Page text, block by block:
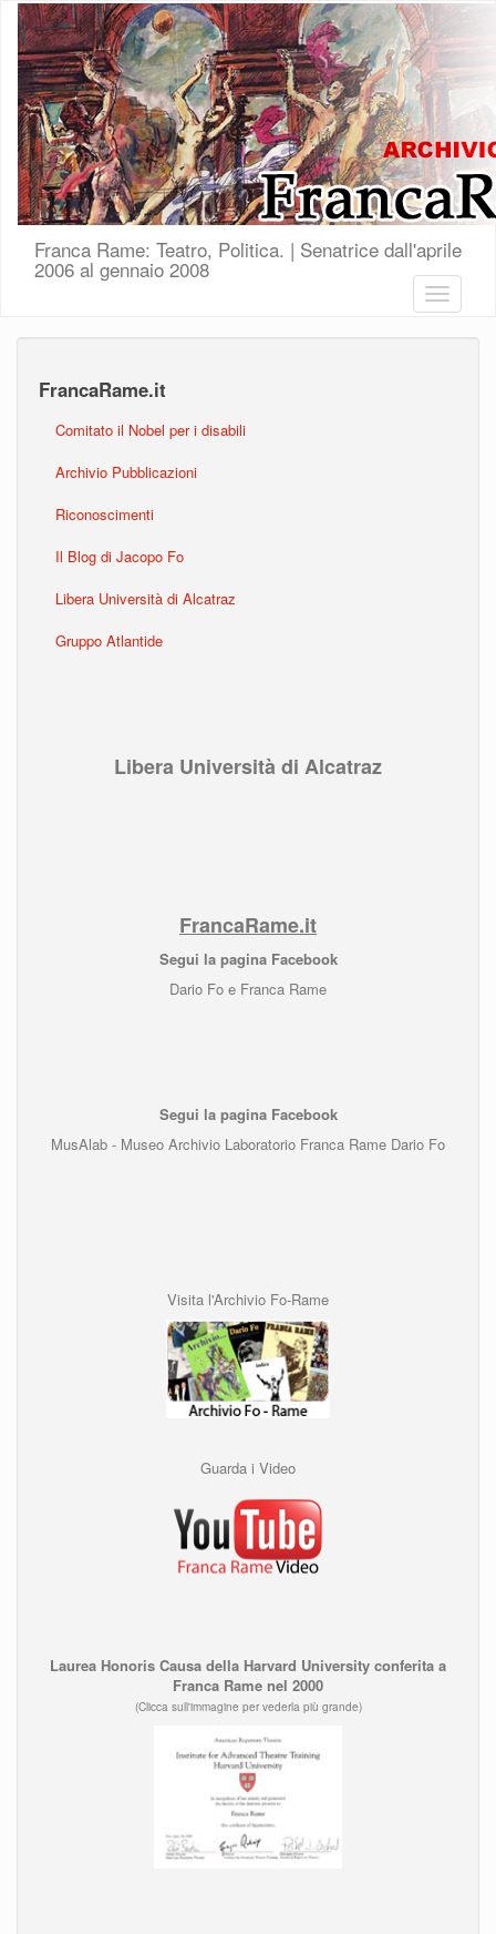
Salta al contenuto principale
Franca Rame: Teatro, Politica. | Senatrice dall'aprile
2006 al gennaio 2008
Toggle
FrancaRame.it
Comitato il Nobel per i disabili
Archivio Pubblicazioni
Riconoscimenti
Il Blog di Jacopo Fo
Libera Università di Alcatraz
Gruppo Atlantide
Libera Università di Alcatraz
FrancaRame.it
Segui la pagina Facebook
Dario Fo e Franca Rame
Segui la pagina Facebook
MusAlab - Museo Archivio Laboratorio Franca Rame Dario Fo
Visita l'Archivio Fo-Rame
Guarda i Video
Laurea Honoris Causa della Harvard University conferita a
Franca Rame nel 2000
(Clicca sull'immagine per vederla più grande)